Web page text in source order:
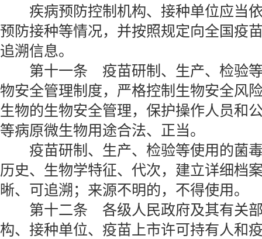
疾病预防控制机构、接种单位应当依
预防接种等情况，并按照规定向全国疫
追溯信息。
第十一条 疫苗研制、生产、检验等
物安全管理制度，严格控制生物安全风
生物的生物安全管理，保护操作人员和
等病原微生物用途合法、正当。
疫苗研制、生产、检验等使用的菌毒
历史、生物学特征、代次，建立详细档
晰、可追溯；来源不明的，不得使用。
第十二条 各级人民政府及其有关部
构、接种单位、疫苗上市许可持有人和